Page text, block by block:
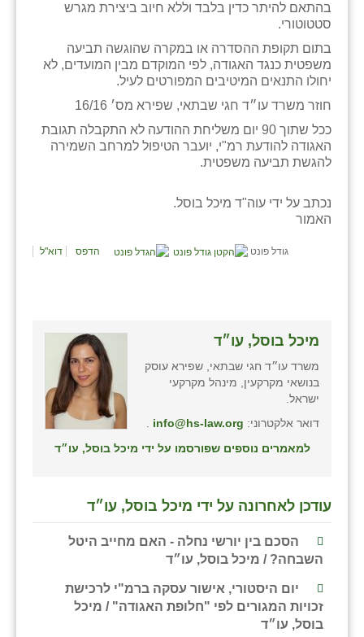
בהתאם להיתר כדין בלבד וללא חיוב ביצירת מגרש
סטטוטורי.
בתום תקופת ההסדרה או במקרה שהוגשה תביעה
משפטית כנגד האגודה, לפי המוקדם מבין המועדים, לא
יחולו התנאים המיטיבים המפורטים לעיל.
חוזר משרד עו״ד חגי שבתאי, שפירא מס׳ 16/16
ככל שתוך 90 יום משליחת ההודעה לא התקבלה תגובת
האגודה להודעת רמ"י, יועבר הטיפול למרחב השמירה
להגשת תביעה משפטית.
נכתב על ידי עוה"ד מיכל בוסל.
האמור
גודל פונט הדפס דוא"ל
מיכל בוסל, עו״ד
משרד עו״ד חגי שבתאי, שפירא עוסק
בנושאי מקרקעין, מינהל מקרקעי
ישראל.
דואר אלקטרוני: info@hs-law.org
למאמרים נוספים שפורסמו על ידי מיכל בוסל, עו״ד
עודכן לאחרונה על ידי מיכל בוסל, עו״ד
הסכם בין יורשי נחלה - האם מחייב היטל
השבחה? / מיכל בוסל, עו״ד
יום היסטורי, אישור עסקה ברמ"י לרכישת
זכויות המגורים לפי "חלופת האגודה" / מיכל
בוסל, עו״ד
כפר ביאליק
כפר הרי״ף
כפר מישר
כפר מע״ש
כפר מרדכי
כפר שמריהו
מנחמיה
נאות הכיכר
נווה אטי״ב
נהריה (אג״ש)
עין חצבה
עמרים
קורנית
קלחים